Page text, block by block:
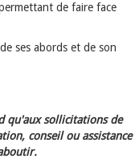
de faire face
ses abords et de son
qu'aux sollicitations de
conseil ou assistance